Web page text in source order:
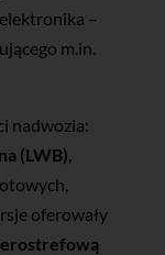
–
m.in.
nadwozia:
(LWB)
oferowały